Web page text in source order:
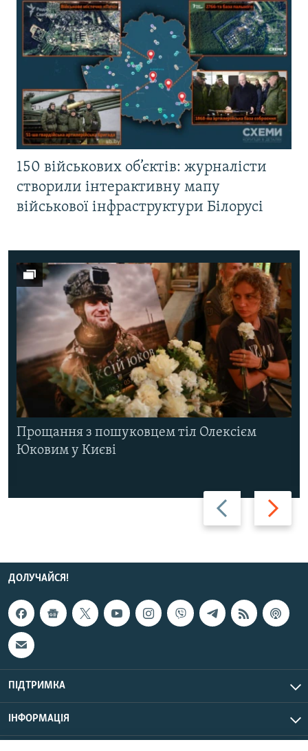
150 військових об’єктів: журналісти
створили інтерактивну мапу
військової інфраструктури Білорусі
Назад Вперед
Прощання з пошуковцем тіл Олексієм
Юковим у Києві
ДОЛУЧАЙСЯ!
ПІДТРИМКА
ІНФОРМАЦІЯ